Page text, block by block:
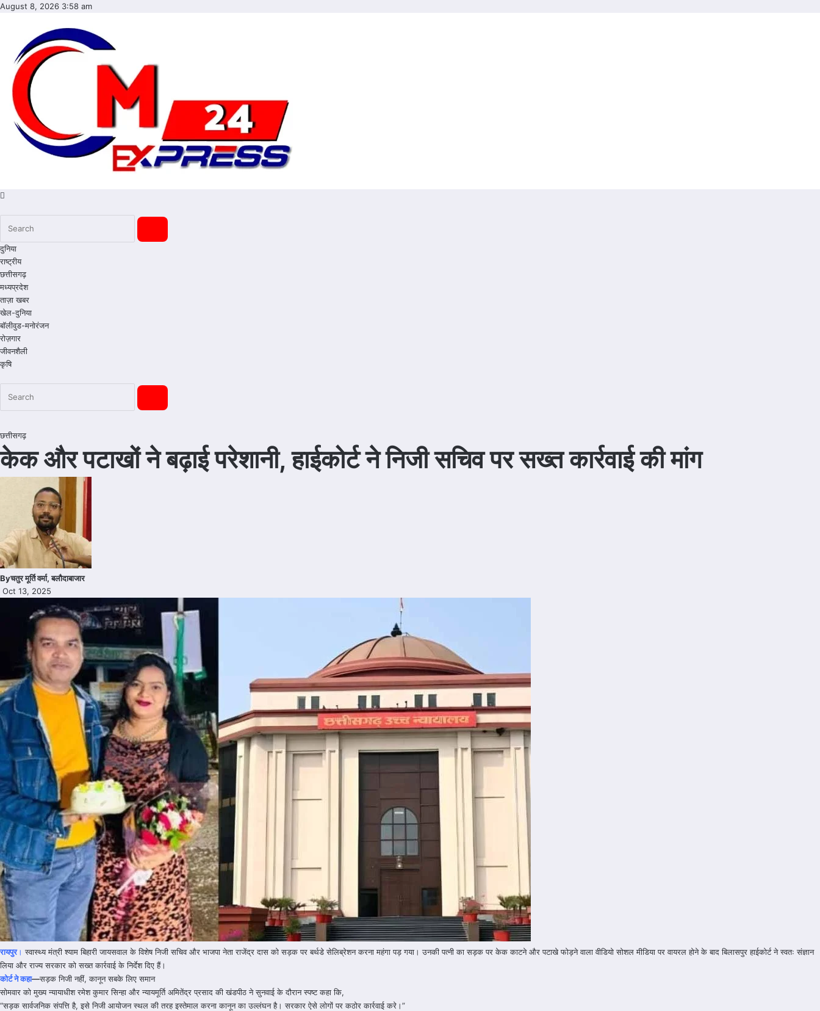
Skip
August 8, 2026 3:58 am
cmexpress24
दुनिया
राष्ट्रीय
छत्तीसगढ़
मध्यप्रदेश
ताज़ा खबर
खेल-दुनिया
बॉलीवुड-मनोरंजन
रोज़गार
जीवनशैली
कृषि
छत्तीसगढ़
केक और पटाखों ने बढ़ाई परेशानी, हाईकोर्ट ने निजी सचिव पर सख्त कार्रवाई की मांग
Byचतुर मूर्ति वर्मा, बलौदाबाजार
Oct 13, 2025
रायपुर। स्वास्थ्य मंत्री श्याम बिहारी जायसवाल के विशेष निजी सचिव और भाजपा नेता राजेंद्र दास को सड़क पर बर्थडे सेलिब्रेशन करना महंगा पड़ गया। उनकी पत्नी का सड़क पर केक काटने और पटाखे फोड़ने वाला वीडियो सोशल मीडिया पर वायरल होने के बाद बिलासपुर हाईकोर्ट ने स्वतः संज्ञान
लिया और राज्य सरकार को सख्त कार्रवाई के निर्देश दिए हैं।
कोर्ट ने कहा—सड़क निजी नहीं, कानून सबके लिए समान
सोमवार को मुख्य न्यायाधीश रमेश कुमार सिन्हा और न्यायमूर्ति अमितेंद्र प्रसाद की खंडपीठ ने सुनवाई के दौरान स्पष्ट कहा कि,
“सड़क सार्वजनिक संपत्ति है, इसे निजी आयोजन स्थल की तरह इस्तेमाल करना कानून का उल्लंघन है। सरकार ऐसे लोगों पर कठोर कार्रवाई करे।”